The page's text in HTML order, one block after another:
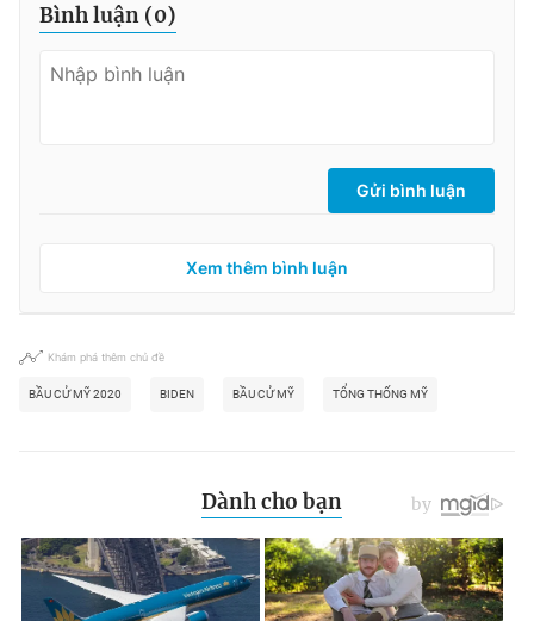
Bình luận (0)
Gửi bình luận
Xem thêm bình luận
Khám phá thêm chủ đề
BẦU CỬ MỸ 2020 BIDEN BẦU CỬ MỸ TỔNG THỐNG MỸ